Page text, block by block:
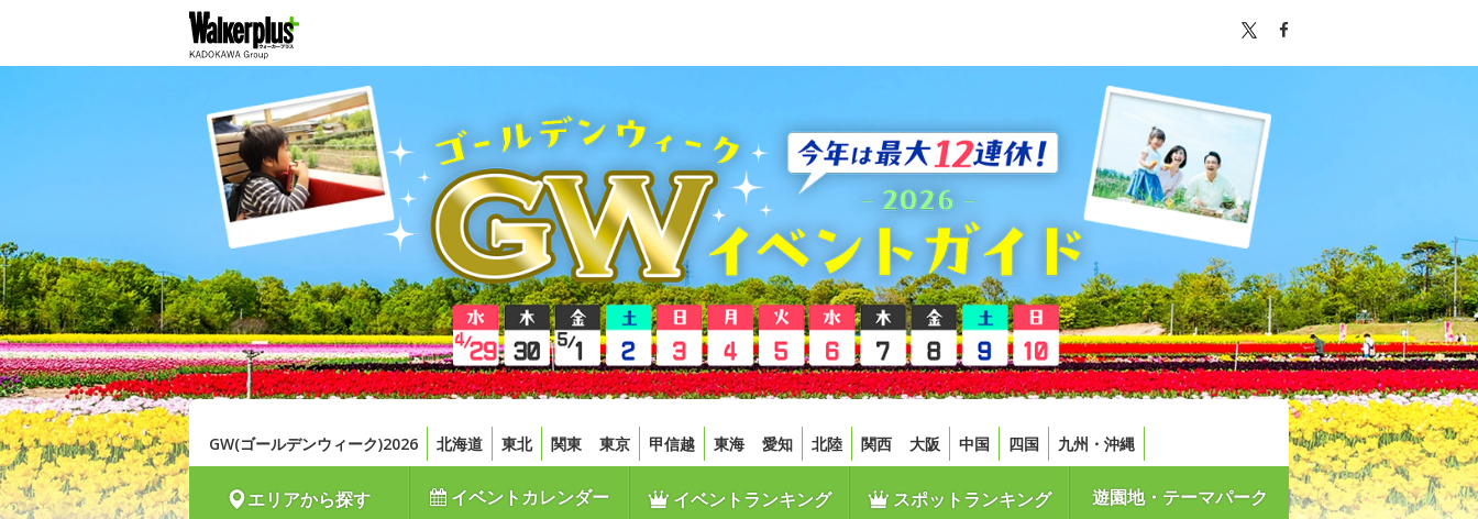
GW(ゴールデンウィーク)2026 北海道 東北 関東 東京 甲信越 東海 愛知 北陸 関西 大阪 中国 四国 九州・沖縄
エリアから探す イベントカレンダー イベントランキング スポットランキング 遊園地・テーマパーク